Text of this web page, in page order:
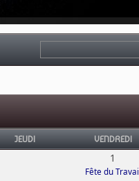
JEUDI VENDREDI
1
Fête du Travail